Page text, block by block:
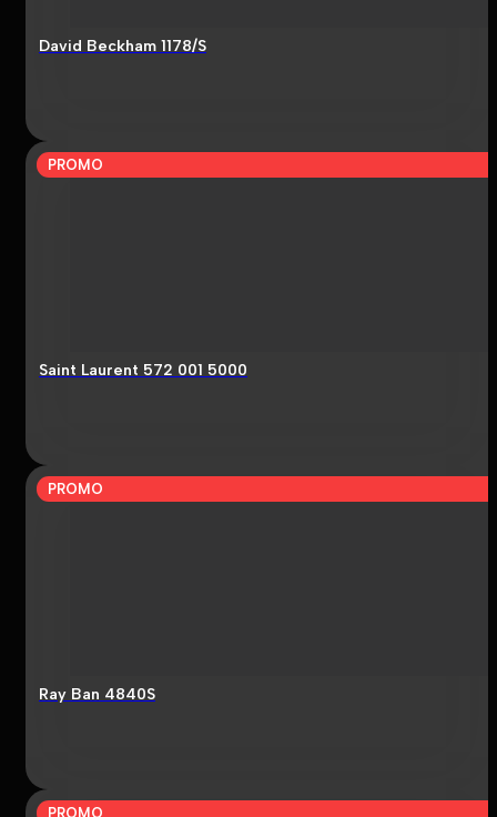
David Beckham 1178/S
PROMO
Saint Laurent 572 001 5000
PROMO
Ray Ban 4840S
PROMO